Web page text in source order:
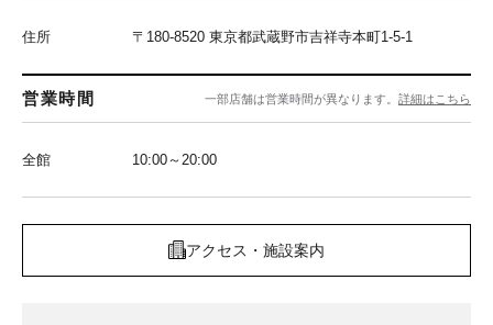
住所 〒180-8520 東京都武蔵野市吉祥寺本町1-5-1
営業時間 一部店舗は営業時間が異なります。 詳細はこちら
全館 10:00～20:00
アクセス・施設案内